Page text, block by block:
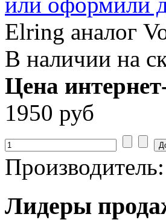
Elring аналог
В наличии на
Цена
1950 руб
Производитель:
Лидеры